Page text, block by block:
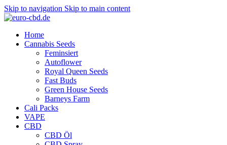
Skip to navigation Skip to main content
Home
Cannabis Seeds
Feminsiert
Autoflower
Royal Queen Seeds
Fast Buds
Green House Seeds
Barneys Farm
Cali Packs
VAPE
CBD
CBD Öl